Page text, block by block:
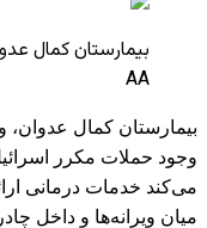
بیمارستان کمال
AA
بیمارستان کمال عدوان،
می‌کند خدمات درمانی
میان ویرانه‌ها و داخل